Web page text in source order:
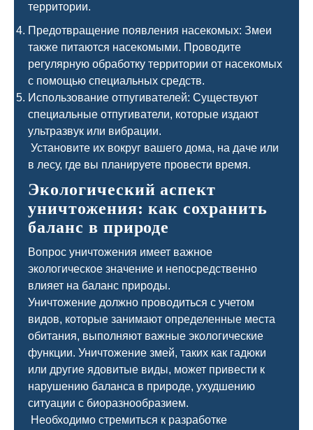
территории.
Предотвращение появления насекомых: Змеи
также питаются насекомыми. Проводите
регулярную обработку территории от насекомых
с помощью специальных средств.
Использование отпугивателей: Существуют
специальные отпугиватели, которые издают
ультразвук или вибрации.
Установите их вокруг вашего дома, на даче или
в лесу, где вы планируете провести время.
Экологический аспект
уничтожения: как сохранить
баланс в природе
Вопрос уничтожения имеет важное
экологическое значение и непосредственно
влияет на баланс природы.
Уничтожение должно проводиться с учетом
видов, которые занимают определенные места
обитания, выполняют важные экологические
функции. Уничтожение змей, таких как гадюки
или другие ядовитые виды, может привести к
нарушению баланса в природе, ухудшению
ситуации с биоразнообразием.
Необходимо стремиться к разработке